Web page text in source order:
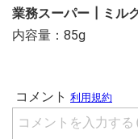
業務スーパー┃ミル
内容量：85g